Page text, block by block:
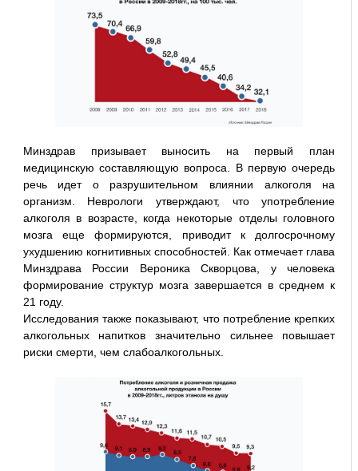
Минздрав призывает выносить на первый план
медицинскую составляющую вопроса. В первую очередь
речь идет о разрушительном влиянии алкоголя на
организм. Неврологи утверждают, что употребление
алкоголя в возрасте, когда некоторые отделы головного
мозга еще формируются, приводит к долгосрочному
ухудшению когнитивных способностей. Как отмечает глава
Минздрава России Вероника Скворцова, у человека
формирование структур мозга завершается в среднем к
21 году.
Исследования также показывают, что потребление крепких
алкогольных напитков значительно сильнее повышает
риски смерти, чем слабоалкогольных.